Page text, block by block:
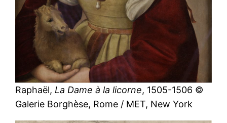
Raphaël, La Dame à la licorne, 1505-1506 ©
Galerie Borghèse, Rome / MET, New York